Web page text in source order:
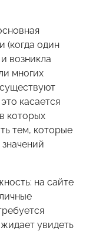
(когда один
возникла
многих
касается
которых
тем, которые
на сайте
увидеть